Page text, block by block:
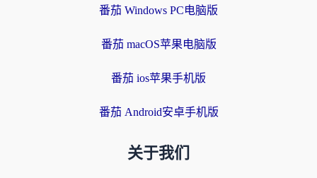
番茄 Windows PC电脑版
番茄 macOS苹果电脑版
番茄 ios苹果手机版
番茄 Android安卓手机版
关于我们